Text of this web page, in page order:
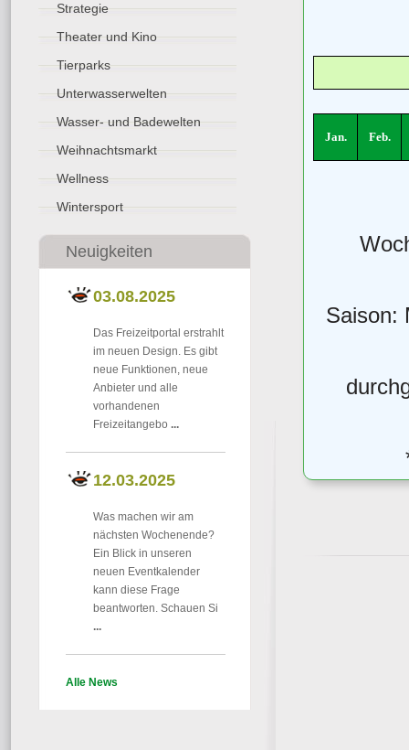
Strategie
Theater und Kino
Tierparks
Unterwasserwelten
Wasser- und Badewelten
Weihnachtsmarkt
Wellness
Wintersport
Neuigkeiten
03.08.2025
Das Freizeitportal erstrahlt
im neuen Design. Es gibt
neue Funktionen, neue
Anbieter und alle
vorhandenen
Freizeitangebo ...
12.03.2025
Was machen wir am
nächsten Wochenende?
Ein Blick in unseren
neuen Eventkalender
kann diese Frage
beantworten. Schauen Si
...
Alle News
Jan. Feb.
Saison: